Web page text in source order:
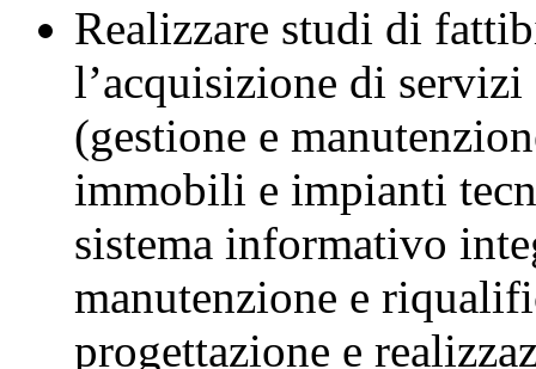
Realizzare studi di
l’acquisizione di
(gestione e
immobili e impianti
sistema informativo
manutenzione e
progettazione e